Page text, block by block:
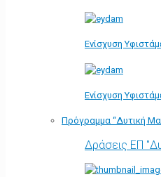
Ενίσχυση
Ενίσχυση
Πρόγραμμα “Δυτική
Δράσεις ΕΠ